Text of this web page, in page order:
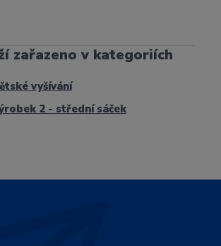
zařazeno v kategoriích
vyšívání
2 - střední sáček